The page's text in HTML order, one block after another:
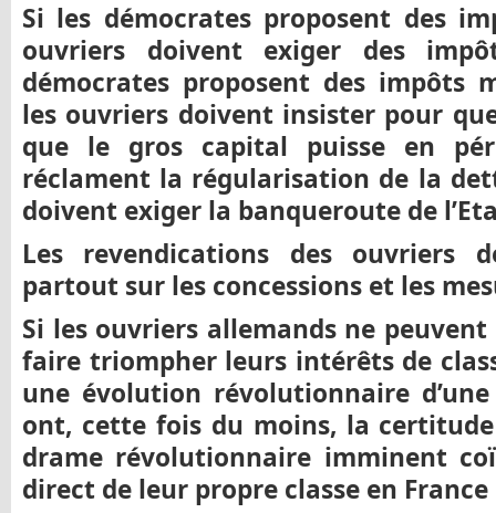
Si les démocrates proposent des
ouvriers doivent exiger des
démocrates proposent des impôts
les ouvriers doivent insister pour
que le gros capital puisse en
réclament la régularisation de la
doivent exiger la banqueroute de
Les revendications des ouvriers
partout sur les concessions et les
Si les ouvriers allemands ne
faire triompher leurs intérêts de
une évolution révolutionnaire
ont, cette fois du moins, la
drame révolutionnaire imminent
direct de leur propre classe en